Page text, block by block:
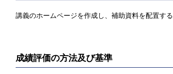
講義のホームページを作成し、補助資料を配置する
成績評価の方法及び基準